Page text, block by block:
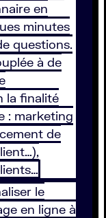
en
minutes
questions.
à de
la finalité
: marketing
de
le
en ligne à